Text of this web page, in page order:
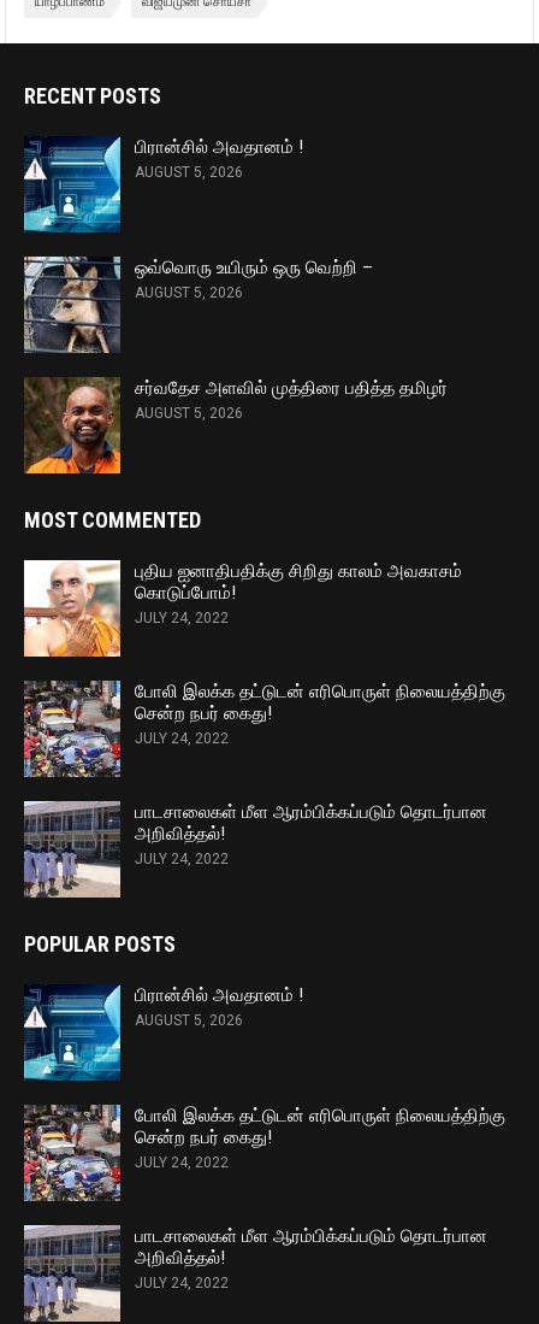
RECENT POSTS
பிரான்சில் அவதானம் !
AUGUST 5, 2026
ஒவ்வொரு உயிரும் ஒரு வெற்றி –
AUGUST 5, 2026
சர்வதேச அளவில் முத்திரை பதித்த தமிழர்
AUGUST 5, 2026
MOST COMMENTED
புதிய ஐனாதிபதிக்கு சிறிது காலம் அவகாசம்
கொடுப்போம்!
JULY 24, 2022
போலி இலக்க தட்டுடன் எரிபொருள் நிலையத்திற்கு
சென்ற நபர் கைது!
JULY 24, 2022
பாடசாலைகள் மீள ஆரம்பிக்கப்படும் தொடர்பான
அறிவித்தல்!
JULY 24, 2022
POPULAR POSTS
பிரான்சில் அவதானம் !
AUGUST 5, 2026
போலி இலக்க தட்டுடன் எரிபொருள் நிலையத்திற்கு
சென்ற நபர் கைது!
JULY 24, 2022
பாடசாலைகள் மீள ஆரம்பிக்கப்படும் தொடர்பான
அறிவித்தல்!
JULY 24, 2022